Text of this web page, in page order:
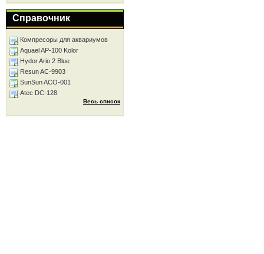
Справочник
Компресоры для аквариумов
Aquael AP-100 Kolor
Hydor Ario 2 Blue
Resun AC-9903
SunSun ACO-001
Atec DC-128
Весь список